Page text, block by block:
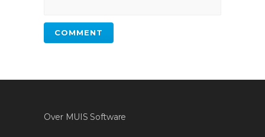
Over MUIS Software